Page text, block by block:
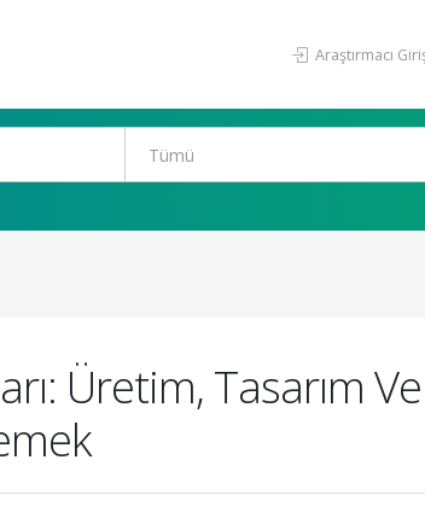
Araştırmacı
Üretim, Tasarım